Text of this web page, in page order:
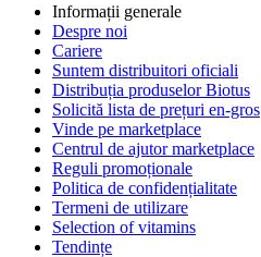
Informații generale
Despre noi
Cariere
Suntem distribuitori oficiali
Distribuția produselor Biotus
Solicită lista de prețuri en-gros
Vinde pe marketplace
Centrul de ajutor marketplace
Reguli promoționale
Politica de confidențialitate
Termeni de utilizare
Selection of vitamins
Tendințe